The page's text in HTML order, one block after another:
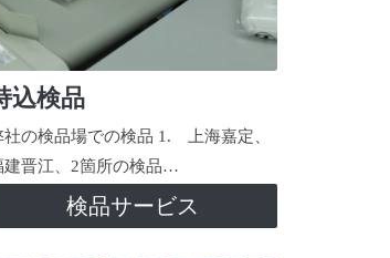
込検品
社の検品場での検品 1. 上海嘉定、
建晋江、2箇所の検品…
検品サービス